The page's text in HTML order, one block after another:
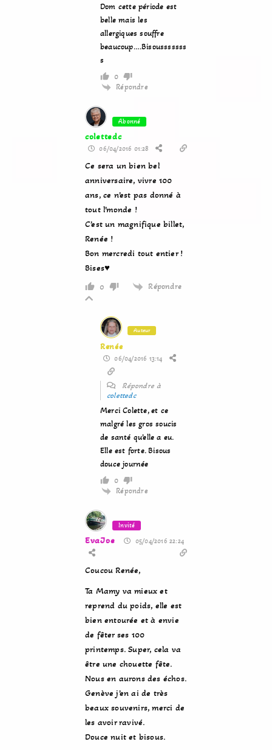
Dom cette période est
belle mais les
allergiques souffre
beaucoup….Bisousssssss
s
0
Répondre
Abonné
colettedc
06/04/2016 01:28
Ce sera un bien bel
anniversaire, vivre 100
ans, ce n’est pas donné à
tout l’monde !
C’est un magnifique billet,
Renée !
Bon mercredi tout entier !
Bises♥
0 Répondre
Auteur
Renée
06/04/2016 13:14
Répondre à
colettedc
Merci Colette, et ce
malgré les gros soucis
de santé qu’elle a eu.
Elle est forte. Bisous
douce journée
0
Répondre
Invité
EvaJoe 05/04/2016 22:24
Coucou Renée,
Ta Mamy va mieux et
reprend du poids, elle est
bien entourée et à envie
de fêter ses 100
printemps. Super, cela va
être une chouette fête.
Nous en aurons des échos.
Genève j’en ai de très
beaux souvenirs, merci de
les avoir ravivé.
Douce nuit et bisous.